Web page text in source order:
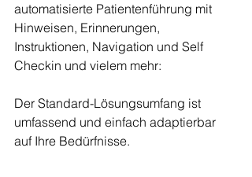
automatisierte Patientenführung mit
Hinweisen, Erinnerungen,
Instruktionen, Navigation und Self
Checkin und vielem mehr:
Der Standard-Lösungsumfang ist
umfassend und einfach adaptierbar
auf Ihre Bedürfnisse.